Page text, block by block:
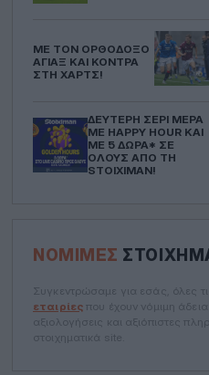
ΜΕ ΤΟΝ ΟΡΘΌΔΟΞΟ
ΆΓΙΑΞ ΚΑΙ ΚΌΝΤΡΑ
ΣΤΗ ΧΑΡΤΣ!
ΔΕΎΤΕΡΗ ΣΕΡΊ ΜΈΡΑ
ΜΕ HAPPY HOUR ΚΑΙ
ΜΕ 5 ΔΏΡΑ* ΣΕ
ΌΛΟΥΣ ΑΠΌ ΤΗ
STOIXIMAN!
ΝΌΜΙΜΕΣ
Συγκεντρώσαμε για εσάς, όλες
εταιρίες που έχουν νόμιμη
αξιολογήσεις και αξιόπιστες
στοιχηματικά site.